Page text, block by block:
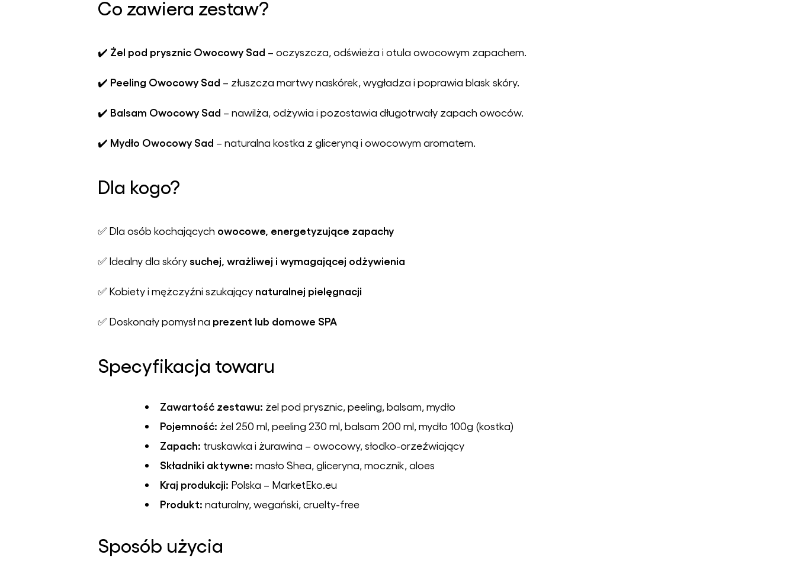
Co zawiera zestaw?
✔️ Żel pod prysznic Owocowy Sad – oczyszcza, odświeża i otula owocowym zapachem.
✔️ Peeling Owocowy Sad – złuszcza martwy naskórek, wygładza i poprawia blask skóry.
✔️ Balsam Owocowy Sad – nawilża, odżywia i pozostawia długotrwały zapach owoców.
✔️ Mydło Owocowy Sad – naturalna kostka z gliceryną i owocowym aromatem.
Dla kogo?
✅ Dla osób kochających owocowe, energetyzujące zapachy
✅ Idealny dla skóry suchej, wrażliwej i wymagającej odżywienia
✅ Kobiety i mężczyźni szukający naturalnej pielęgnacji
✅ Doskonały pomysł na prezent lub domowe SPA
Specyfikacja towaru
Zawartość zestawu: żel pod prysznic, peeling, balsam, mydło
Pojemność: żel 250 ml, peeling 230 ml, balsam 200 ml, mydło 100g (kostka)
Zapach: truskawka i żurawina – owocowy, słodko-orzeźwiający
Składniki aktywne: masło Shea, gliceryna, mocznik, aloes
Kraj produkcji: Polska – MarketEko.eu
Produkt: naturalny, wegański, cruelty-free
Sposób użycia